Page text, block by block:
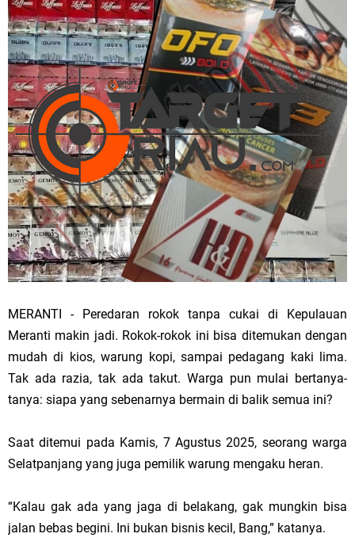
MERANTI - Peredaran rokok tanpa cukai di Kepulauan
Meranti makin jadi. Rokok-rokok ini bisa ditemukan dengan
mudah di kios, warung kopi, sampai pedagang kaki lima.
Tak ada razia, tak ada takut. Warga pun mulai bertanya-
tanya: siapa yang sebenarnya bermain di balik semua ini?
Saat ditemui pada Kamis, 7 Agustus 2025, seorang warga
Selatpanjang yang juga pemilik warung mengaku heran.
“Kalau gak ada yang jaga di belakang, gak mungkin bisa
jalan bebas begini. Ini bukan bisnis kecil, Bang,” katanya.